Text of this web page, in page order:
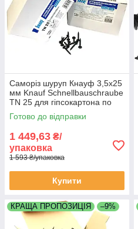
Саморіз шуруп Кнауф 3,5х25
мм Knauf Schnellbauschraube
TN 25 для гіпсокартона по
металу упаковка 1000 штук
Готово до відправки
1 449,63 ₴/
упаковка
1 593 ₴/упаковка
Купити
КРАЩА ПРОПОЗИЦІЯ –9%